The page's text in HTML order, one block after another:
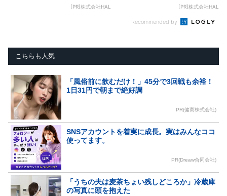
[PR]株式会社HAL [PR]株式会社HAL
Recommended by
こちらも人気
「風俗前に飲むだけ！」45分で3回戦も余裕！
1日31円で朝まで絶好調
PR(健商株式会社)
SNSアカウントを着実に成長。実はみんなココ
使ってます。
PR(Dreaw合同会社)
「うちの夫は麦茶ちょい残しどころか」冷蔵庫
の写真に頭を抱えた